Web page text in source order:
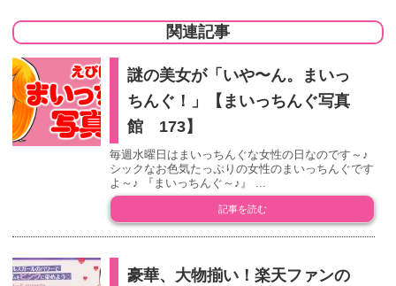
関連記事
謎の美女が「いや〜ん。まいっ
ちんぐ！」【まいっちんぐ写真
館 173】
毎週水曜日はまいっちんぐな女性の日なのです～♪
シックなお色気たっぷりの女性のまいっちんぐです
よ～♪ 『まいっちんぐ～♪』 ...
記事を読む
豪華、大物揃い！楽天ファンの